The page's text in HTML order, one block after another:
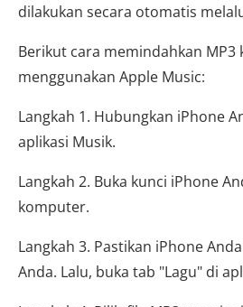
dilakukan secara otomatis
Berikut cara memindahkan MP3
menggunakan Apple Music:
Langkah 1. Hubungkan iPhone
aplikasi Musik.
Langkah 2. Buka kunci iPhone
komputer.
Langkah 3. Pastikan iPhone
Anda. Lalu, buka tab "Lagu" di